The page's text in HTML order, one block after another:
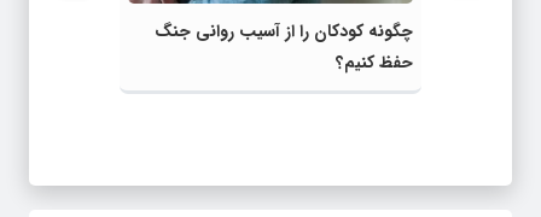
چگونه کودکان را از آسیب روانی جنگ
حفظ کنیم؟